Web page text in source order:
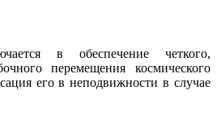
в обеспечение четкого,
перемещения космического
его в неподвижности в случае